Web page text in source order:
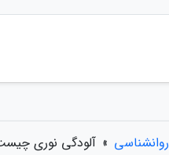
روانشناسی » آلودگی نوری